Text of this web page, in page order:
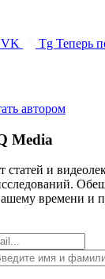
VK Tg Теперь
автором
Media
и
времени и